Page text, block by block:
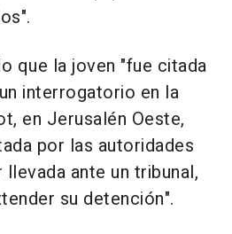
que la joven "fue citada
interrogatorio en la
en Jerusalén Oeste,
por las autoridades
ante un tribunal,
su detención".